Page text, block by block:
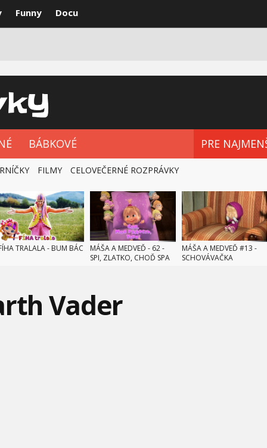
Funny Docu
BÁBKOVÉ PRE
FILMY CELOVEČERNÉ ROZPRÁVKY
TRALALA - BUM BÁC
MÁŠA A MEDVEĎ - 62 -
SPI, ZLATKO, CHOĎ SPA
MÁŠA A MEDVEĎ #13 -
SCHOVÁVAČKA
Vader